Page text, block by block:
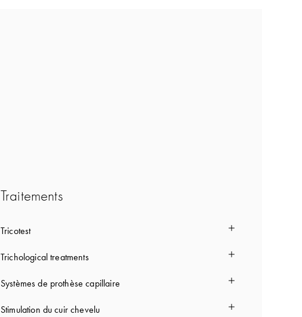
Traitements
Tricotest
Trichological treatments
Systèmes de prothèse capillaire
Stimulation du cuir chevelu